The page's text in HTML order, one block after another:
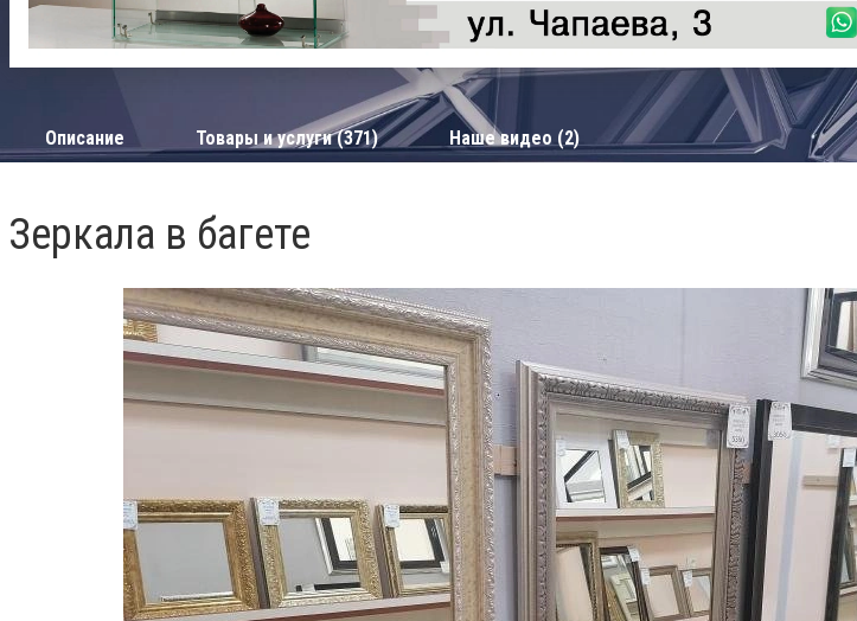
Описание Товары и услуги (371) Наше видео (2)
Зеркала в багете